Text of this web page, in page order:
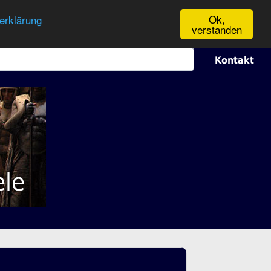
Ok,
verstanden
Kontakt